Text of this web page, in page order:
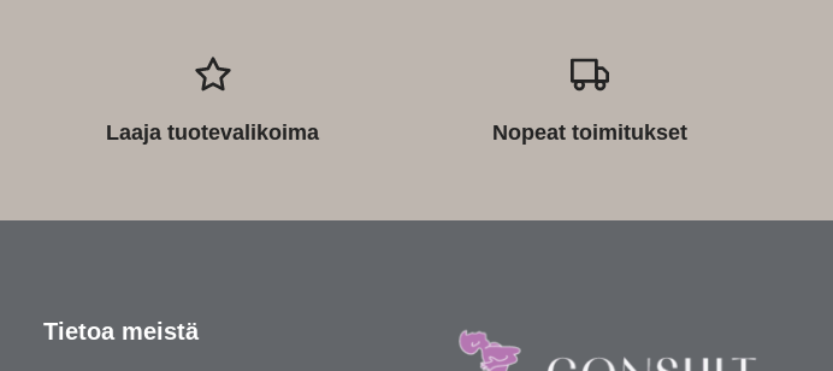
Laaja tuotevalikoima Nopeat toimitukset
Tietoa meistä